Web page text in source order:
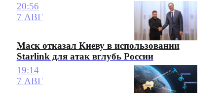
20:56
7 АВГ
Маск отказал Киеву в использовании
Starlink для атак вглубь России
19:14
7 АВГ